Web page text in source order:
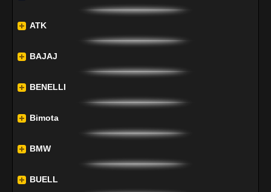
ATK
BAJAJ
BENELLI
Bimota
BMW
BUELL